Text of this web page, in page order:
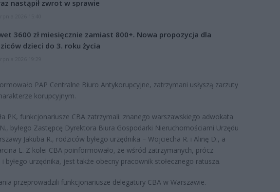
nastąpił zwrot w sprawie
3600 zł miesięcznie zamiast 800+. Nowa propozycja dla
dzieci do 3. roku życia
PAP Centralne Biuro Antykorupcyjne, zatrzymani usłyszą zarzuty
korupcyjnym.
PK, funkcjonariusze CBA zatrzymali: znanego warszawskiego adwokata
byłego Zastępcę Dyrektora Biura Gospodarki Nieruchomościami Urzędu
Jakuba R., rodziców byłego urzędnika – Wojciecha R. i Alinę D., a
L. Z kolei CBA poinformowało, że wśród zatrzymanych, prócz
i byłego urzędnika, jest także obecny pracownik stołecznego ratusza.
przeprowadzili funkcjonariusze delegatury CBA w Warszawie.